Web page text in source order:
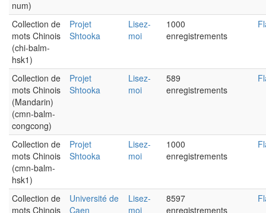
num)
Collection de
mots Chinois
(chi-balm-
hsk1)
Projet
Shtooka
Lisez-
moi
1000
enregistrements
Collection de
mots Chinois
(Mandarin)
(cmn-balm-
congcong)
Projet
Shtooka
Lisez-
moi
589
enregistrements
Collection de
mots Chinois
(cmn-balm-
hsk1)
Projet
Shtooka
Lisez-
moi
1000
enregistrements
Collection de
mots Chinois
Université de
Caen
Lisez-
moi
8597
enregistrements